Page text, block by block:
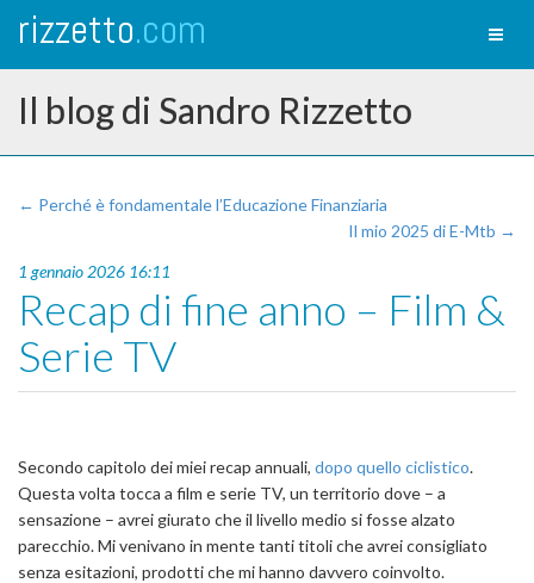
rizzetto.com
Il blog di Sandro Rizzetto
← Perché è fondamentale l’Educazione Finanziaria
Il mio 2025 di E-Mtb →
1 gennaio 2026 16:11
Recap di fine anno – Film &
Serie TV
Secondo capitolo dei miei recap annuali, dopo quello ciclistico.
Questa volta tocca a film e serie TV, un territorio dove – a
sensazione – avrei giurato che il livello medio si fosse alzato
parecchio. Mi venivano in mente tanti titoli che avrei consigliato
senza esitazioni, prodotti che mi hanno davvero coinvolto.